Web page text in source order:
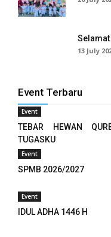
13 July
Event Terbaru
Event
TEBAR HEWAN
TUGASKU
Event
SPMB 2026/2027
Event
IDUL ADHA 1446 H